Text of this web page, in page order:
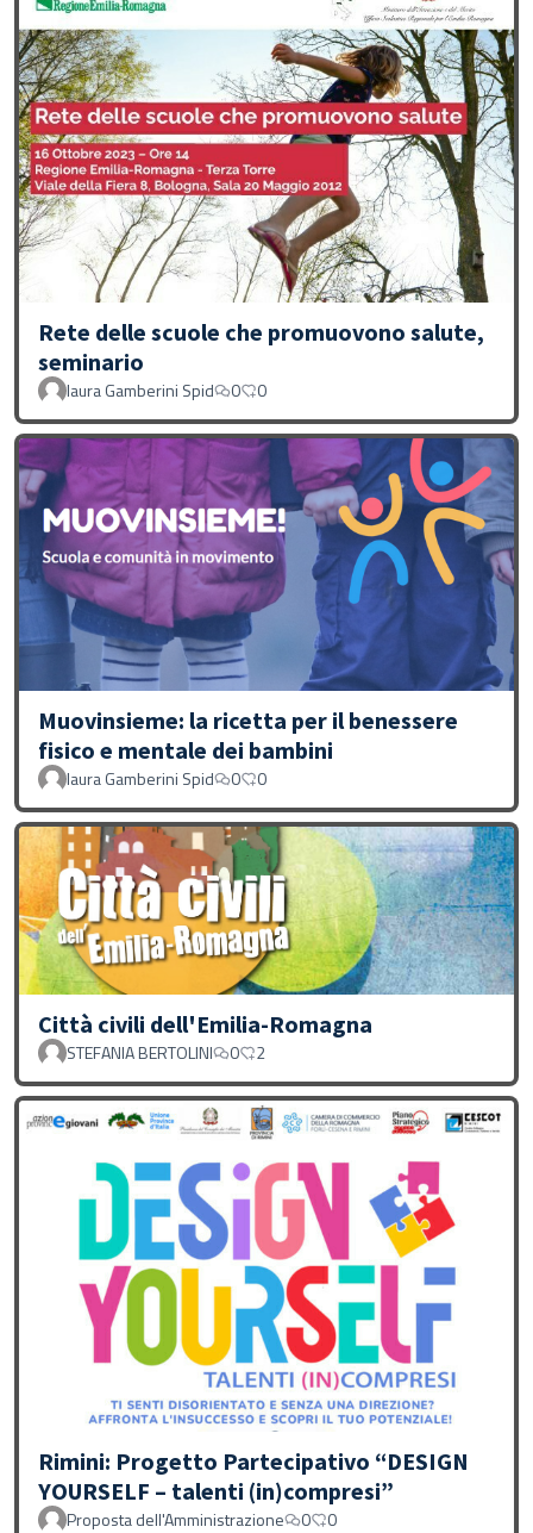
Rete delle scuole che promuovono salute,
seminario
laura Gamberini Spid 0 0
Muovinsieme: la ricetta per il benessere
fisico e mentale dei bambini
laura Gamberini Spid 0 0
Città civili dell'Emilia-Romagna
STEFANIA BERTOLINI 0 2
Rimini: Progetto Partecipativo “DESIGN
YOURSELF – talenti (in)compresi”
Proposta dell'Amministrazione 0 0